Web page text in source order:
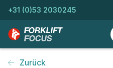
+31 (0)53 2030245
Zurück